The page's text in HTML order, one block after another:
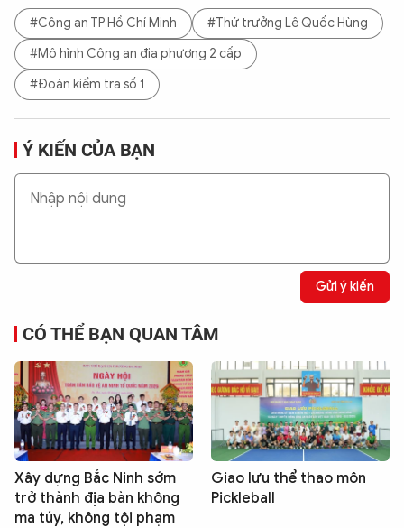
#Công an TP Hồ Chí Minh
#Thứ trưởng Lê Quốc Hùng
#Mô hình Công an địa phương 2 cấp
#Đoàn kiểm tra số 1
Ý KIẾN CỦA BẠN
Gửi ý kiến
CÓ THỂ BẠN QUAN TÂM
Xây dựng Bắc Ninh sớm
trở thành địa bàn không
ma túy, không tội phạm
Giao lưu thể thao môn
Pickleball